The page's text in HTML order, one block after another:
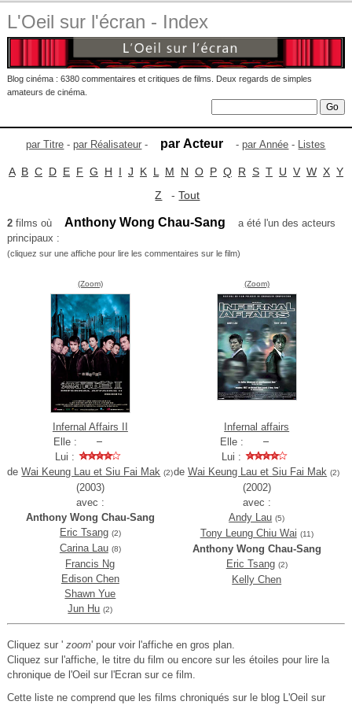
L'Oeil sur l'écran - Index
Blog cinéma : 6380 commentaires et critiques de films. Deux regards de simples
amateurs de cinéma.
par Titre -par Réalisateur - par Acteur -par Année - Listes
A B C D E F G H I J K L M N O P Q R S T U V W X Y
Z -Tout
2films où Anthony Wong Chau-Sang
a été l'un des acteurs
principaux :
(cliquez sur une affiche pour lire les commentaires sur le film)
(Zoom)
Infernal Affairs II
Elle :
Lui :
deWai Keung Lau et Siu Fai Mak (2)
(2003)
avec :
Anthony Wong Chau-Sang
Eric Tsang (2)
Carina Lau (8)
Francis Ng
Edison Chen
Shawn Yue
Jun Hu (2)
(Zoom)
Infernal affairs
Elle :
Lui :
deWai Keung Lau et Siu Fai Mak (2)
(2002)
avec :
Andy Lau (5)
Tony Leung Chiu Wai (11)
Anthony Wong Chau-Sang
Eric Tsang (2)
Kelly Chen
Cliquez sur ' zoom' pour voir l'affiche en gros plan.
Cliquez sur l'affiche, le titre du film ou encore sur les étoiles pour lire la
chronique de l'Oeil sur l'Ecran sur ce film.
Cette liste ne comprend que les films chroniqués sur le blog L'Oeil sur